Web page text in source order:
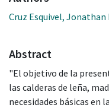
Cruz Esquivel, Jonathan
Abstract
"El objetivo de la
las calderas de leña,
necesidades básicas en